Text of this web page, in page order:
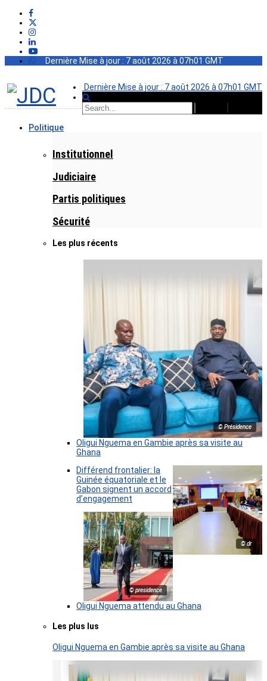
Dernière Mise à jour : 7 août 2026 à 07h01 GMT
Dernière Mise à jour : 7 août 2026 à 07h01 GMT
Politique
Institutionnel
Judiciaire
Partis politiques
Sécurité
Les plus récents
© Présidence
Oligui Nguema en Gambie après sa visite au
Ghana
© dr
Différend frontalier: la
Guinée équatoriale et le
Gabon signent un accord
d’engagement
© presidence
Oligui Nguema attendu au Ghana
Les plus lus
Oligui Nguema en Gambie après sa visite au Ghana